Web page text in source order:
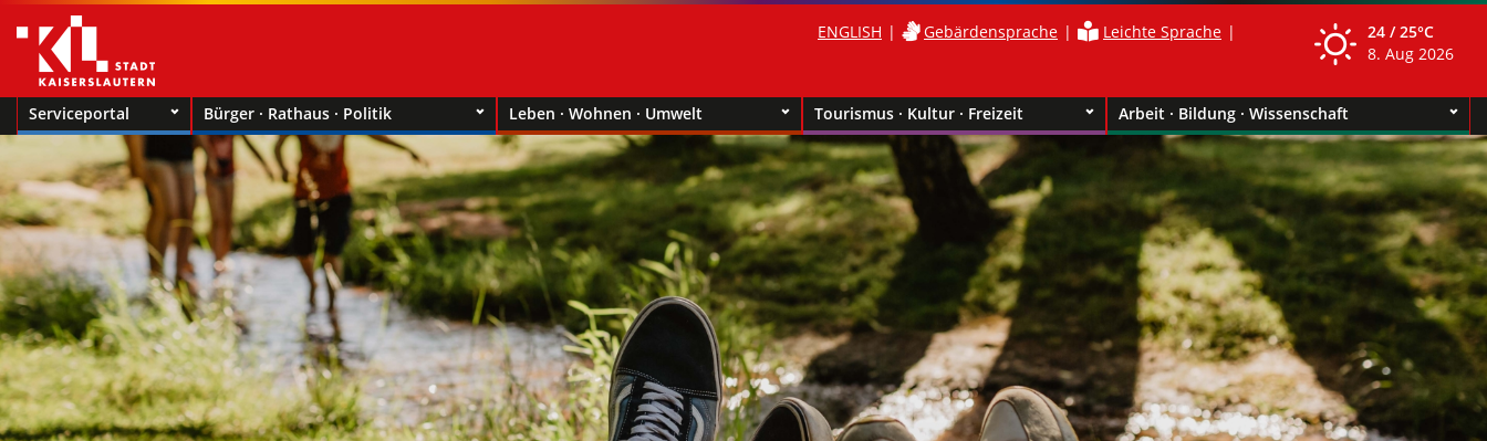
ENGLISH Gebärdensprache Leichte Sprache 24 / 25°C
8. Aug 2026
Serviceportal Bürger · Rathaus · Politik Leben · Wohnen · Umwelt Tourismus · Kultur · Freizeit Arbeit · Bildung · Wissenschaft